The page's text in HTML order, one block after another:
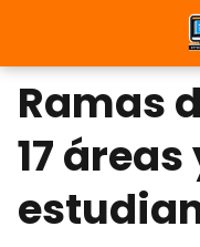
Ramas
17